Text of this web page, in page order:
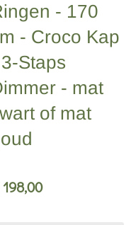
- 170
- Croco Kap
Staps
- mat
of mat